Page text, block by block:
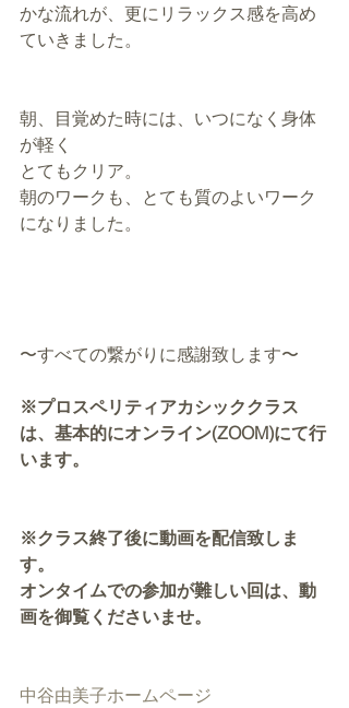
かな流れが、更にリラックス感を高め
ていきました。
朝、目覚めた時には、いつになく身体
が軽く
とてもクリア。
朝のワークも、とても質のよいワーク
になりました。
〜すべての繋がりに感謝致します〜
※プロスペリティアカシッククラス
は、基本的にオンライン(ZOOM)にて行
います。
※クラス終了後に動画を配信致しま
す。
オンタイムでの参加が難しい回は、動
画を御覧くださいませ。
中谷由美子ホームページ